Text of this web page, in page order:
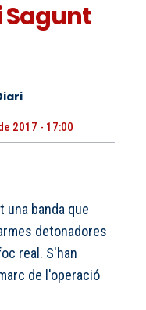
Sagunt
2017 - 17:00
una banda que
detonadores
real. S'han
de l'operació